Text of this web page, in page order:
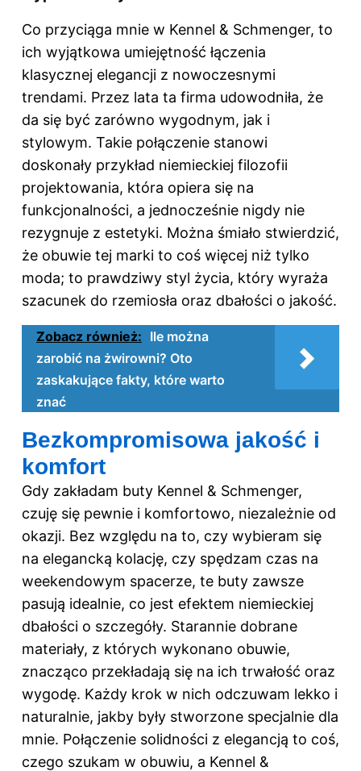
Co przyciąga mnie w Kennel & Schmenger, to
ich wyjątkowa umiejętność łączenia
klasycznej elegancji z nowoczesnymi
trendami. Przez lata ta firma udowodniła, że
da się być zarówno wygodnym, jak i
stylowym. Takie połączenie stanowi
doskonały przykład niemieckiej filozofii
projektowania, która opiera się na
funkcjonalności, a jednocześnie nigdy nie
rezygnuje z estetyki. Można śmiało stwierdzić,
że obuwie tej marki to coś więcej niż tylko
moda; to prawdziwy styl życia, który wyraża
szacunek do rzemiosła oraz dbałości o jakość.
Zobacz również: Ile można
zarobić na żwirowni? Oto
zaskakujące fakty, które warto
znać
Bezkompromisowa jakość i
komfort
Gdy zakładam buty Kennel & Schmenger,
czuję się pewnie i komfortowo, niezależnie od
okazji. Bez względu na to, czy wybieram się
na elegancką kolację, czy spędzam czas na
weekendowym spacerze, te buty zawsze
pasują idealnie, co jest efektem niemieckiej
dbałości o szczegóły. Starannie dobrane
materiały, z których wykonano obuwie,
znacząco przekładają się na ich trwałość oraz
wygodę. Każdy krok w nich odczuwam lekko i
naturalnie, jakby były stworzone specjalnie dla
mnie. Połączenie solidności z elegancją to coś,
czego szukam w obuwiu, a Kennel &